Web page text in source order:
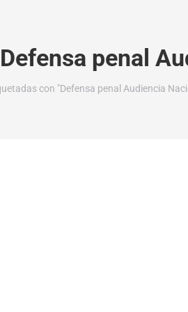
Defensa penal
con "Defensa penal Audiencia